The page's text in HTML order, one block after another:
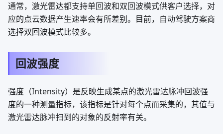
通常，激光雷达都支持单回波和双回波模式供客户选择，对
应的点云数据产生速率会有所差别。目前，自动驾驶方案商
选择双回波模式比较多。
回波强度
强度（Intensity）是反映生成某点的激光雷达脉冲回波强
度的一种测量指标，该指标是针对每个点而采集的，其值与
激光雷达脉冲扫到的对象的反射率有关。